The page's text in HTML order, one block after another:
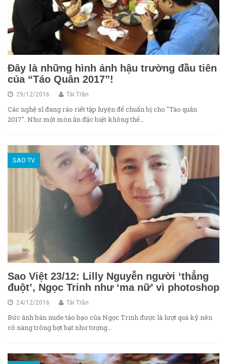
Đây là những hình ảnh hậu trường đầu tiên
của “Táo Quân 2017”!
29/12/2016 Tài Trần
Các nghệ sĩ đang ráo riết tập luyện để chuẩn bị cho "Táo quân
2017". Như một món ăn đặc biệt không thể…
SAO TV
Sao Việt 23/12: Lilly Nguyễn người ‘thẳng
đuột’, Ngọc Trinh như ‘ma nữ’ vì photoshop
24/12/2016 Tài Trần
Bức ảnh bán nude táo bạo của Ngọc Trinh được là lượt quá kỹ nên
cô nàng trông bợt bạt như tượng…